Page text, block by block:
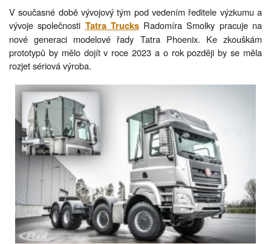
V současné době vývojový tým pod vedením ředitele výzkumu a
vývoje společnosti Tatra TrucksRadomíra Smolky pracuje na
nové generaci modelové řady Tatra Phoenix. Ke zkouškám
prototypů by mělo dojít v roce 2023 a o rok později by se měla
rozjet sériová výroba.